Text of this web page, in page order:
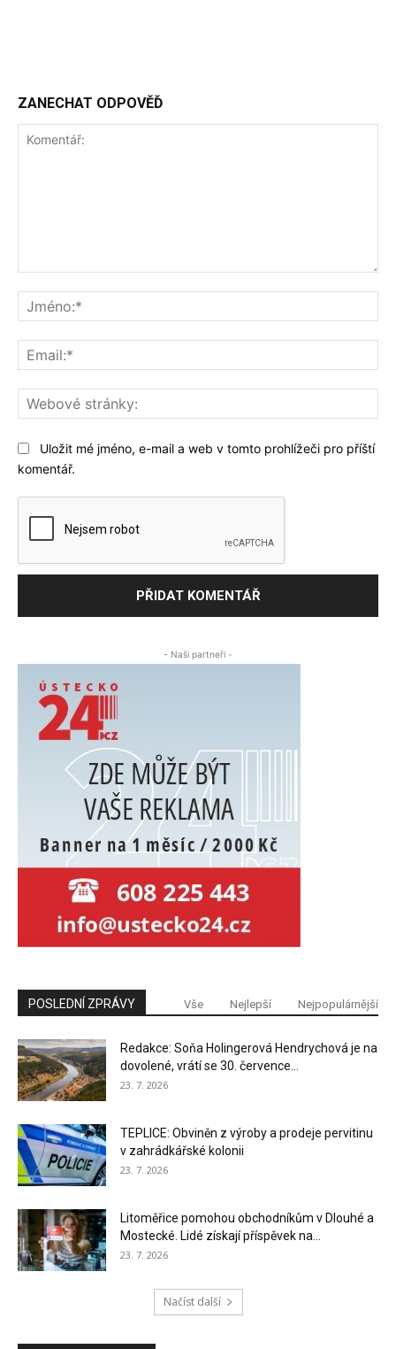
ZANECHAT ODPOVĚĎ
Uložit mé jméno, e-mail a web v tomto prohlížeči pro příští
komentář.
- Naši partneři -
POSLEDNÍ ZPRÁVY Vše Nejlepší Nejpopulárnější
Redakce: Soňa Holingerová Hendrychová je na
dovolené, vrátí se 30. července...
23. 7. 2026
TEPLICE: Obviněn z výroby a prodeje pervitinu
v zahrádkářské kolonii
23. 7. 2026
Litoměřice pomohou obchodníkům v Dlouhé a
Mostecké. Lidé získají příspěvek na...
23. 7. 2026
Načíst další